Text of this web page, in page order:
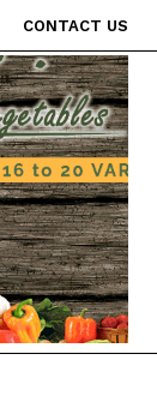
CONTACT US